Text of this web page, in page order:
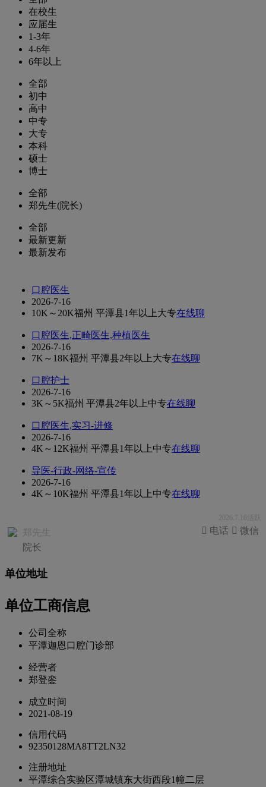
在校生
应届生
1-3年
4-6年
6年以上
全部
初中
高中
中专
大专
本科
硕士
博士
全部
郑先生(院长)
全部
最新更新
最新发布
口腔医生
2026-7-16
10K～20K福州 平潭县1年以上大专在线聊
口腔医生,正畸医生,种植医生
2026-7-16
7K～18K福州 平潭县2年以上大专在线聊
口腔护士
2026-7-16
3K～5K福州 平潭县2年以上中专在线聊
口腔医生,实习-进修
2026-7-16
4K～12K福州 平潭县1年以上中专在线聊
导医-行政-网络-宣传
2026-7-16
4K～10K福州 平潭县1年以上中专在线聊
2026.7.16活跃
郑先生
院长
 微信
 电话
单位地址
单位工商信息
公司全称
平潭迦恩口腔门诊部
经营者
郑登銮
成立时间
2021-08-19
信用代码
92350128MA8TT2LN32
注册地址
平潭综合实验区潭城镇东大街西段1幢二层